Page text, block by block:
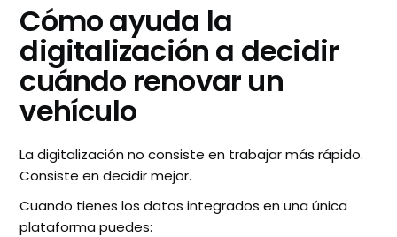
Cómo ayuda la
digitalización a decidir
cuándo renovar un
vehículo
La digitalización no consiste en trabajar más rápido.
Consiste en decidir mejor.
Cuando tienes los datos integrados en una única
plataforma puedes: